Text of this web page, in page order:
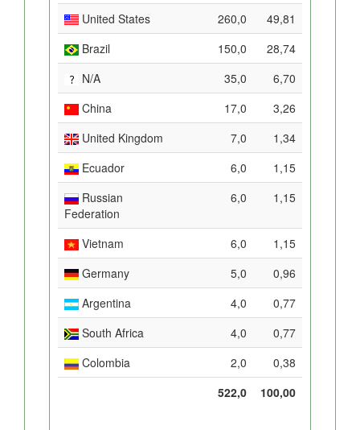
United States 260,0
49,81
Brazil
150,0
28,74
N/A
35,0
6,70
China
17,0
3,26
United Kingdom
7,0
1,34
Ecuador
6,0
1,15
Russian
Federation
6,0 1,15
Vietnam 6,0
1,15
Germany
5,0
0,96
Argentina
4,0
0,77
South Africa
4,0
0,77
Colombia
2,0
0,38
522,0
100,00